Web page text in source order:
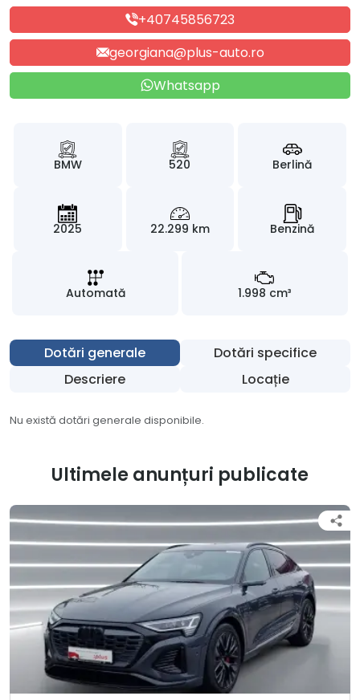
+40745856723
georgiana@plus-auto.ro
Whatsapp
BMW 520 Berlină
2025 22.299 km Benzină
Automată 1.998 cm³
Dotări generale
Dotări specifice
Descriere
Locație
Nu există dotări generale disponibile.
Ultimele anunțuri publicate